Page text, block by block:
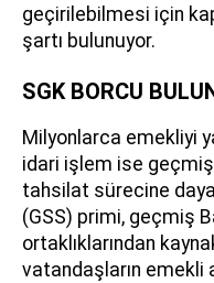
geçirilebilmesi için
şartı bulunuyor.
SGK BORCU
Milyonlarca emekliyi
idari işlem ise geçmiş
tahsilat sürecine
(GSS) primi, geçmiş
ortaklıklarından
vatandaşların emekli